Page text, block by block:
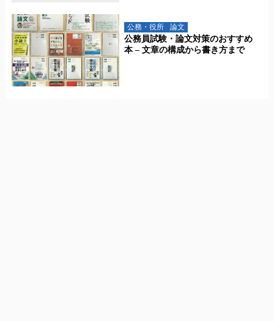
公務・役所 論文
公務員試験・論文対策のおすすめ
本 – 文章の構成から書き方まで